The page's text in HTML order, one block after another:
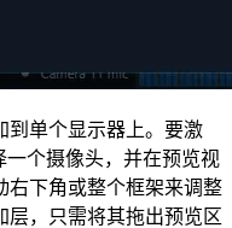
到单个显示器上。要激
个摄像头，并在预览视
右下角或整个框架来调整
层，只需将其拖出预览区